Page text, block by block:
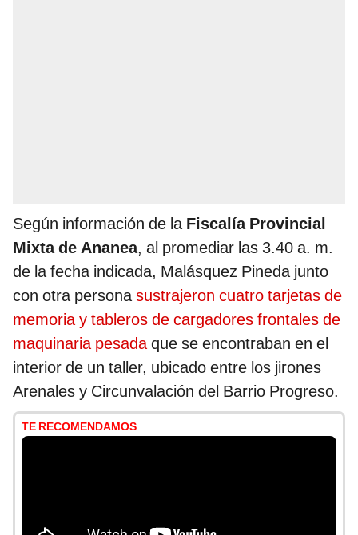
Según información de la Fiscalía Provincial
Mixta de Ananea, al promediar las 3.40 a. m.
de la fecha indicada, Malásquez Pineda junto
con otra personasustrajeron cuatro tarjetas de
memoria y tableros de cargadores frontales de
maquinaria pesadaque se encontraban en el
interior de un taller, ubicado entre los jirones
Arenales y Circunvalación del Barrio Progreso.
TE RECOMENDAMOS